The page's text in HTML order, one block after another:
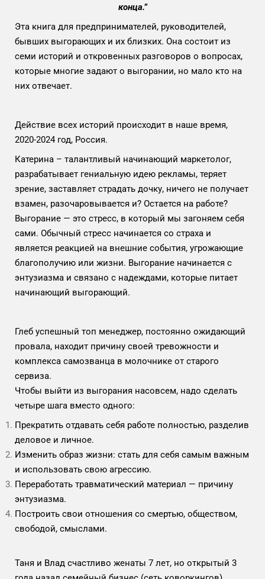
конца.”
Эта книга для предпринимателей, руководителей,
бывших выгорающих и их близких. Она состоит из
семи историй и откровенных разговоров о вопросах,
которые многие задают о выгорании, но мало кто на
них отвечает.
Действие всех историй происходит в наше время,
2020-2024 год, Россия.
Катерина – талантливый начинающий маркетолог,
разрабатывает гениальную идею рекламы, теряет
зрение, заставляет страдать дочку, ничего не получает
взамен, разочаровывается и? Остается на работе?
Выгорание — это стресс, в который мы загоняем себя
сами. Обычный стресс начинается со страха и
является реакцией на внешние события, угрожающие
благополучию или жизни. Выгорание начинается с
энтузиазма и связано с надеждами, которые питает
начинающий выгорающий.
Глеб успешный топ менеджер, постоянно ожидающий
провала, находит причину своей тревожности и
комплекса самозванца в молочнике от старого
сервиза.
Чтобы выйти из выгорания насовсем, надо сделать
четыре шага вместо одного:
Прекратить отдавать себя работе полностью, разделив
деловое и личное.
Изменить образ жизни: стать для себя самым важным
и использовать свою агрессию.
Переработать травматический материал — причину
энтузиазма.
Построить свои отношения со смертью, обществом,
свободой, смыслами.
Таня и Влад счастливо женаты 7 лет, но открытый 3